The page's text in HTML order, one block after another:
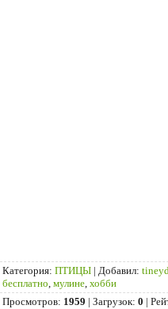
Категория: ПТИЦЫ | Добавил:
бесплатно мулине хобби
Просмотров: 1959 | Загрузок: 0 |